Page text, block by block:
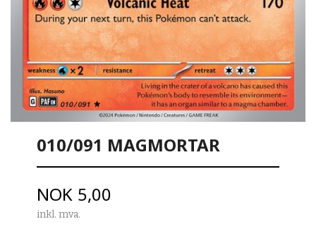
010/091 MAGMORTAR
Pris
NOK 5,00
inkl. mva.